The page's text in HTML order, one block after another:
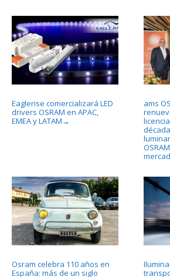
Eaglerise comercializará LED
drivers OSRAM en APAC,
EMEA y LATAM →
ams
Osram celebra 110 años en
España: más de un siglo